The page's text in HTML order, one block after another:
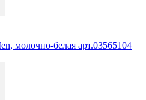
молочно-белая арт.03565104